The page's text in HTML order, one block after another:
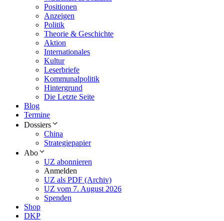
Positionen
Anzeigen
Politik
Theorie & Geschichte
Aktion
Internationales
Kultur
Leserbriefe
Kommunalpolitik
Hintergrund
Die Letzte Seite
Blog
Termine
Dossiers
China
Strategiepapier
Abo
UZ abonnieren
Anmelden
UZ als PDF (Archiv)
UZ vom 7. August 2026
Spenden
Shop
DKP